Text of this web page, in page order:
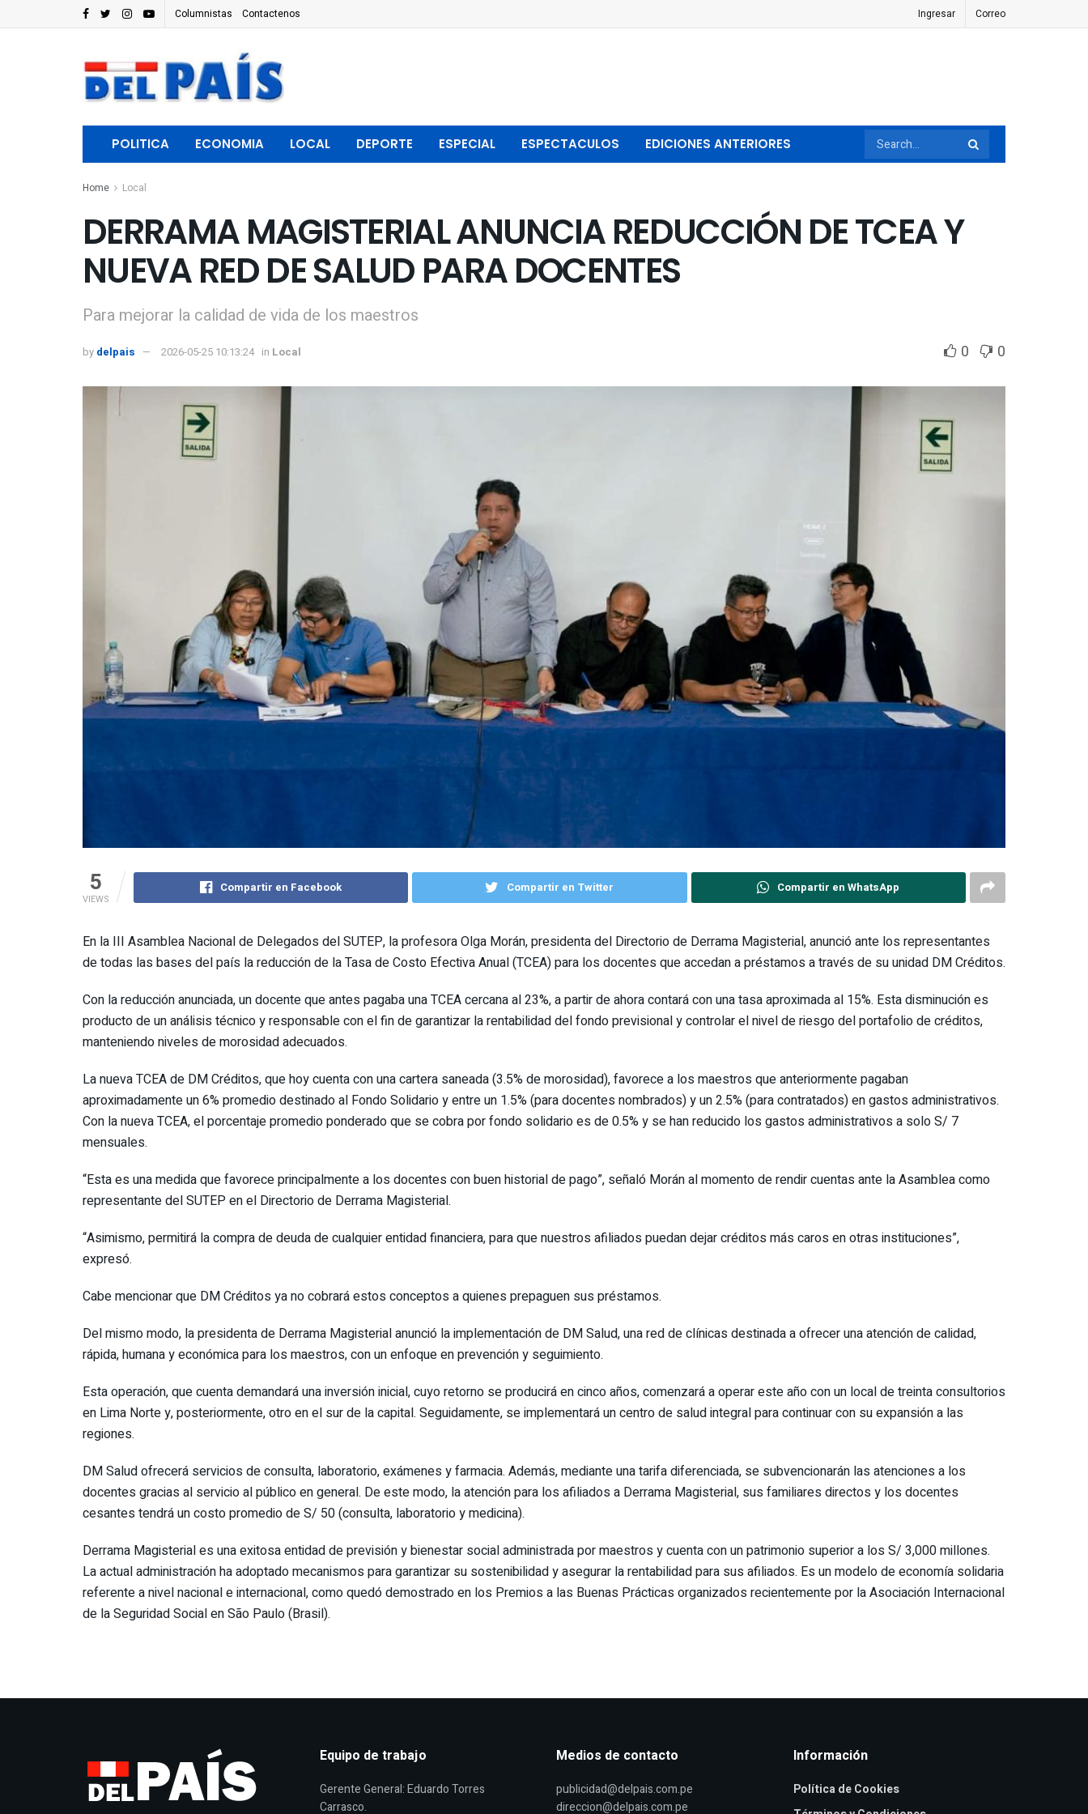
Columnistas Contactenos Ingresar Correo
POLITICA ECONOMIA LOCAL DEPORTE ESPECIAL ESPECTACULOS EDICIONES ANTERIORES
Home Local
DERRAMA MAGISTERIAL ANUNCIA REDUCCIÓN DE TCEA Y
NUEVA RED DE SALUD PARA DOCENTES
Para mejorar la calidad de vida de los maestros
by delpais 2026-05-25 10:13:24 in Local 0 0
5
VIEWS
Compartir en Facebook Compartir en Twitter Compartir en WhatsApp
En la III Asamblea Nacional de Delegados del SUTEP, la profesora Olga Morán, presidenta del Directorio de Derrama Magisterial, anunció ante los representantes
de todas las bases del país la reducción de la Tasa de Costo Efectiva Anual (TCEA) para los docentes que accedan a préstamos a través de su unidad DM Créditos.
Con la reducción anunciada, un docente que antes pagaba una TCEA cercana al 23%, a partir de ahora contará con una tasa aproximada al 15%. Esta disminución es
producto de un análisis técnico y responsable con el fin de garantizar la rentabilidad del fondo previsional y controlar el nivel de riesgo del portafolio de créditos,
manteniendo niveles de morosidad adecuados.
La nueva TCEA de DM Créditos, que hoy cuenta con una cartera saneada (3.5% de morosidad), favorece a los maestros que anteriormente pagaban
aproximadamente un 6% promedio destinado al Fondo Solidario y entre un 1.5% (para docentes nombrados) y un 2.5% (para contratados) en gastos administrativos.
Con la nueva TCEA, el porcentaje promedio ponderado que se cobra por fondo solidario es de 0.5% y se han reducido los gastos administrativos a solo S/ 7
mensuales.
“Esta es una medida que favorece principalmente a los docentes con buen historial de pago”, señaló Morán al momento de rendir cuentas ante la Asamblea como
representante del SUTEP en el Directorio de Derrama Magisterial.
“Asimismo, permitirá la compra de deuda de cualquier entidad financiera, para que nuestros afiliados puedan dejar créditos más caros en otras instituciones”,
expresó.
Cabe mencionar que DM Créditos ya no cobrará estos conceptos a quienes prepaguen sus préstamos.
Del mismo modo, la presidenta de Derrama Magisterial anunció la implementación de DM Salud, una red de clínicas destinada a ofrecer una atención de calidad,
rápida, humana y económica para los maestros, con un enfoque en prevención y seguimiento.
Esta operación, que cuenta demandará una inversión inicial, cuyo retorno se producirá en cinco años, comenzará a operar este año con un local de treinta consultorios
en Lima Norte y, posteriormente, otro en el sur de la capital. Seguidamente, se implementará un centro de salud integral para continuar con su expansión a las
regiones.
DM Salud ofrecerá servicios de consulta, laboratorio, exámenes y farmacia. Además, mediante una tarifa diferenciada, se subvencionarán las atenciones a los
docentes gracias al servicio al público en general. De este modo, la atención para los afiliados a Derrama Magisterial, sus familiares directos y los docentes
cesantes tendrá un costo promedio de S/ 50 (consulta, laboratorio y medicina).
Derrama Magisterial es una exitosa entidad de previsión y bienestar social administrada por maestros y cuenta con un patrimonio superior a los S/ 3,000 millones.
La actual administración ha adoptado mecanismos para garantizar su sostenibilidad y asegurar la rentabilidad para sus afiliados. Es un modelo de economía solidaria
referente a nivel nacional e internacional, como quedó demostrado en los Premios a las Buenas Prácticas organizados recientemente por la Asociación Internacional
de la Seguridad Social en São Paulo (Brasil).
Equipo de trabajo
Gerente General: Eduardo Torres
Carrasco.
Medios de contacto
publicidad@delpais.com.pe
direccion@delpais.com.pe
Información
Política de Cookies